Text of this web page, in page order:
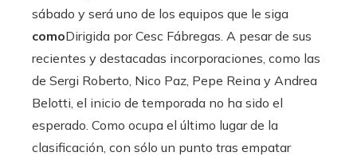
sábado y será uno de los equipos que le siga
comoDirigida por Cesc Fábregas. A pesar de sus
recientes y destacadas incorporaciones, como las
de Sergi Roberto, Nico Paz, Pepe Reina y Andrea
Belotti, el inicio de temporada no ha sido el
esperado. Como ocupa el último lugar de la
clasificación, con sólo un punto tras empatar